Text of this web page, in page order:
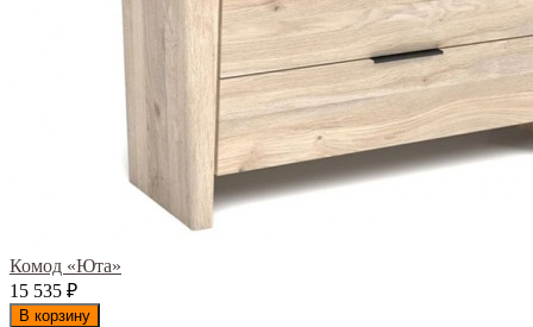
Комод «Юта»
15 535 ₽
В корзину